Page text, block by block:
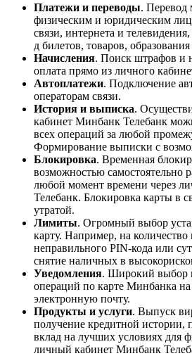
Платежи и переводы. Перевод
физическим и юридическим
связи, интернета и
д билетов, товаров,
Начисления. Поиск штрафов и
оплата прямо из личного
Автоплатежи. Подключение
операторам связи.
История и выписка.
кабинет Минбанк Телебанк
всех операций за любой
Формирование выписки с
Блокировка. Временная
возможностью самостоятельно
любой момент времени через
Телебанк. Блокировка карты в
утратой.
Лимиты. Огромный выбор
карту. Например, на
неправильного PIN-кода или
снятие наличных в
Уведомления. Широкий выбор
операций по карте Минбанка
электронную почту.
Продукты и услуги. Выпуск
получение кредитной истории,
вклад на лучших условиях для
личный кабинет Минбанк